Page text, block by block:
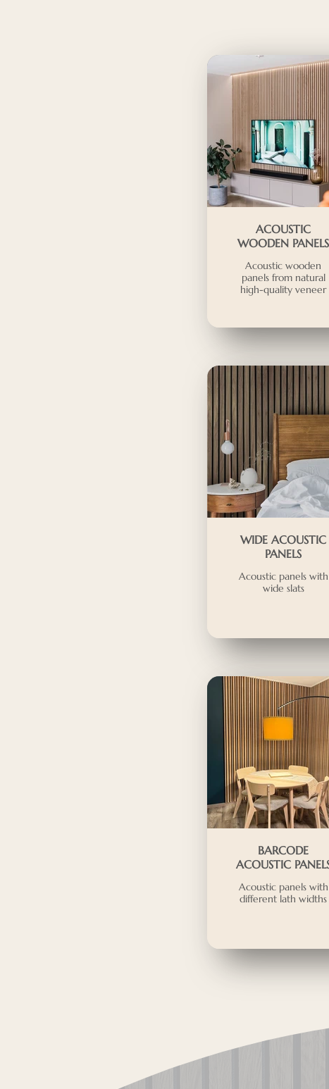
ACOUSTIC
WOODEN PANELS
Acoustic wooden
panels from natural
high-quality veneer
WIDE ACOUSTIC
PANELS
Acoustic panels with
wide slats
BARCODE
ACOUSTIC
Acoustic panels with
different lath widths